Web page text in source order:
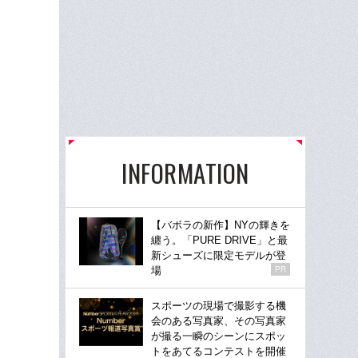
INFORMATION
【バボラの新作】NYの輝きを
纏う。「PURE DRIVE」と最
新シューズに限定モデルが登
場
PR
スポーツの現場で撮影する機
会のある写真家、その写真家
が撮る一瞬のシーンにスポッ
トをあてるコンテストを開催